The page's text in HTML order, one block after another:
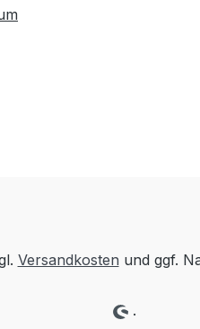
Versandkosten und ggf.
.